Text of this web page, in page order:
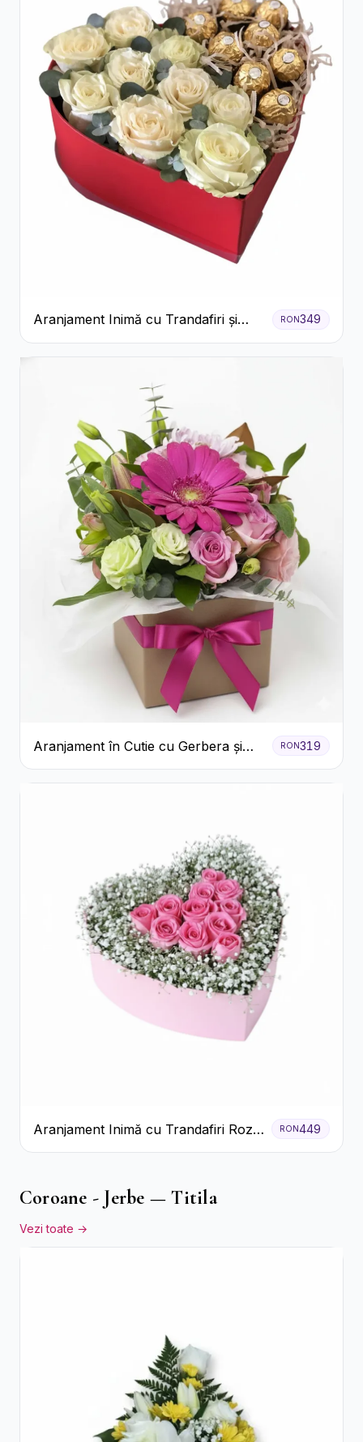
Aranjament Inimă cu Trandafiri și
Praline Ferrero
RON349
Aranjament în Cutie cu Gerbera și
Trandafiri Roz
RON319
Aranjament Inimă cu Trandafiri Roz
și Gypsophila Albă
RON449
Coroane - Jerbe — Titila
Vezi toate →